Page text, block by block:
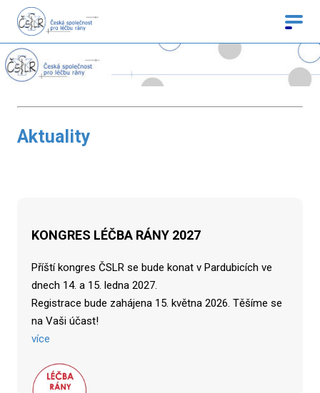
Aktuality
KONGRES LÉČBA RÁNY 2027
Příští kongres ČSLR se bude konat v Pardubicích ve
dnech 14. a 15. ledna 2027.
Registrace bude zahájena 15. května 2026. Těšíme se
na Vaši účast!
více